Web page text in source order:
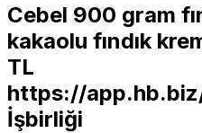
Cebel 900 gram
kakaolu fındık
TL
https://
İşbirliği